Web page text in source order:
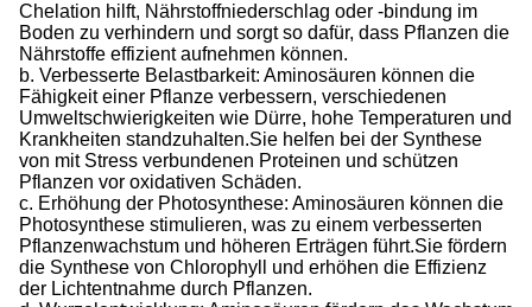
Chelation hilft, Nährstoffniederschlag oder -bindung im
Boden zu verhindern und sorgt so dafür, dass Pflanzen die
Nährstoffe effizient aufnehmen können.
b. Verbesserte Belastbarkeit: Aminosäuren können die
Fähigkeit einer Pflanze verbessern, verschiedenen
Umweltschwierigkeiten wie Dürre, hohe Temperaturen und
Krankheiten standzuhalten.Sie helfen bei der Synthese
von mit Stress verbundenen Proteinen und schützen
Pflanzen vor oxidativen Schäden.
c. Erhöhung der Photosynthese: Aminosäuren können die
Photosynthese stimulieren, was zu einem verbesserten
Pflanzenwachstum und höheren Erträgen führt.Sie fördern
die Synthese von Chlorophyll und erhöhen die Effizienz
der Lichtentnahme durch Pflanzen.